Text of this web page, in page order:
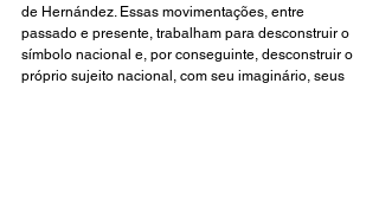
de Hernández. Essas movimentações, entre
passado e presente, trabalham para desconstruir o
símbolo nacional e, por conseguinte, desconstruir o
próprio sujeito nacional, com seu imaginário, seus